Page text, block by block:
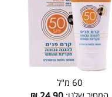
60 מ"ל